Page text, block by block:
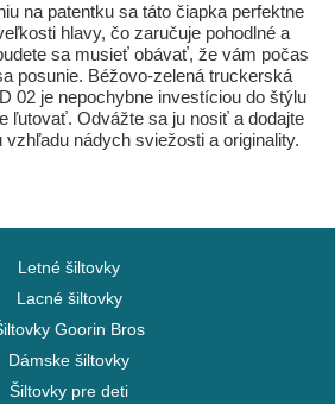
na patentku sa táto čiapka perfektne
hlavy, čo zaručuje pohodlné a
sa musieť obávať, že vám počas
posunie. Béžovo-zelená truckerská
02 je nepochybne investíciou do štýlu
ľutovať. Odvážte sa ju nosiť a dodajte
nádych sviežosti a originality.
Letné šiltovky
Lacné šiltovky
Goorin Bros
Dámske šiltovky
Šiltovky pre deti